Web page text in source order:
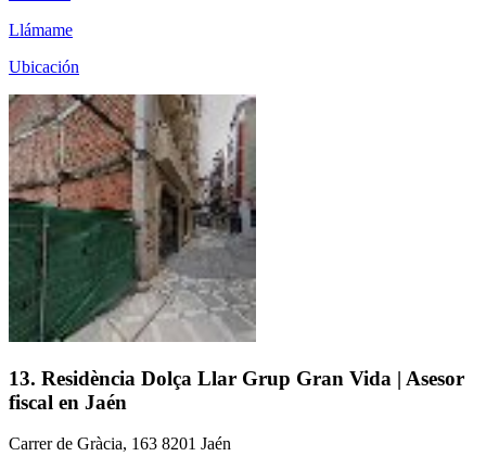
Llámame
Ubicación
13. Residència Dolça Llar Grup Gran Vida | Asesor
fiscal en Jaén
Carrer de Gràcia, 163 8201 Jaén